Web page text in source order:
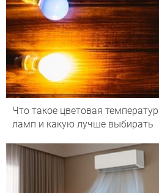
Что такое цветовая
ламп и какую лучше выбирать